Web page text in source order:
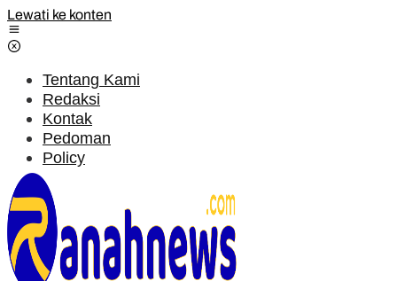
Lewati ke konten
Tentang Kami
Redaksi
Kontak
Pedoman
Policy